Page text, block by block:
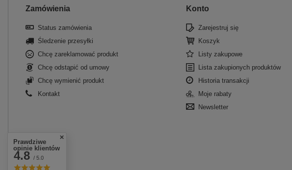
Zamówienia
Status zamówienia
Śledzenie przesyłki
Chcę zareklamować produkt
Chcę odstąpić od umowy
Chcę wymienić produkt
Kontakt
Konto
Zarejestruj się
Koszyk
Listy zakupowe
Lista zakupionych produktów
Historia transakcji
Moje rabaty
Newsletter
Prawdziwe
opinie klientów
4.8 / 5.0